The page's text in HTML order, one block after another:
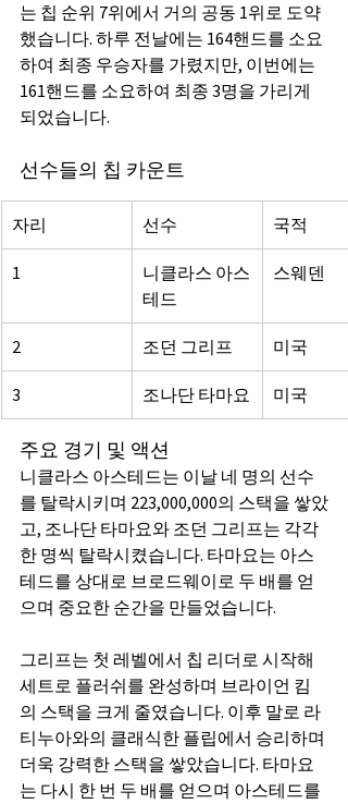
는 칩 순위 7위에서 거의 공동 1위로 도약
했습니다. 하루 전날에는 164핸드를 소요
하여 최종 우승자를 가렸지만, 이번에는
161핸드를 소요하여 최종 3명을 가리게
되었습니다.
선수들의 칩 카운트
자리 선수 국적
1
니클라스 아스
테드
스웨덴
2 조던 그리프 미국
3 조나단 타마요 미국
주요 경기 및 액션
니클라스 아스테드는 이날 네 명의 선수
를 탈락시키며 223,000,000의 스택을 쌓았
고, 조나단 타마요와 조던 그리프는 각각
한 명씩 탈락시켰습니다. 타마요는 아스
테드를 상대로 브로드웨이로 두 배를 얻
으며 중요한 순간을 만들었습니다.
그리프는 첫 레벨에서 칩 리더로 시작해
세트로 플러쉬를 완성하며 브라이언 킴
의 스택을 크게 줄였습니다. 이후 말로 라
티누아와의 클래식한 플립에서 승리하며
더욱 강력한 스택을 쌓았습니다. 타마요
는 다시 한 번 두 배를 얻으며 아스테드를